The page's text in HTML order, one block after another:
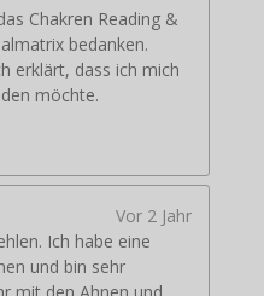
Chakren Reading &
bedanken.
erklärt, dass ich mich
möchte.
Vor 2 Jahr
Ich habe eine
und bin sehr
mit den Ahnen und